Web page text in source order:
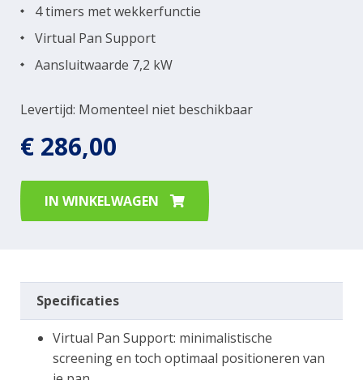
Levertijd: Momenteel niet beschikbaar
4 timers met wekkerfunctie
Virtual Pan Support
Aansluitwaarde 7,2 kW
€ 286,00
IN WINKELWAGEN
Specificaties
Virtual Pan Support: minimalistische
screening en toch optimaal positioneren van